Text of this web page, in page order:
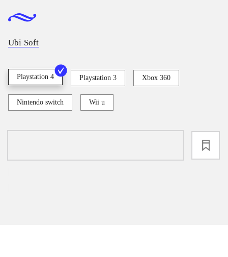
Ubi Soft
Playstation 4 Playstation 3 Xbox 360
Nintendo switch Wii u